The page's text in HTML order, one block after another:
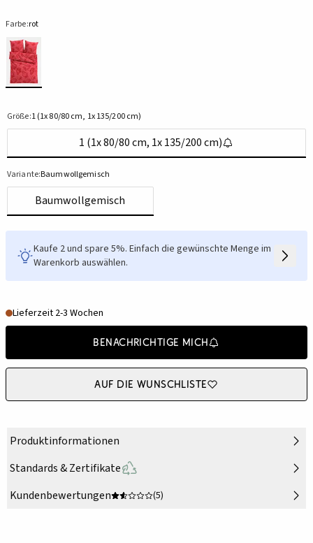
Farbe:rot
Größe:1 (1x 80/80 cm, 1x 135/200 cm)
1 (1x 80/80 cm, 1x 135/200 cm)
Variante:Baumwollgemisch
Baumwollgemisch
Kaufe 2 und spare 5%. Einfach die gewünschte Menge im
Warenkorb auswählen.
Lieferzeit 2-3 Wochen
Benachrichtige mich
Auf die Wunschliste
Produktinformationen
Standards & Zertifikate
Kundenbewertungen
(5)